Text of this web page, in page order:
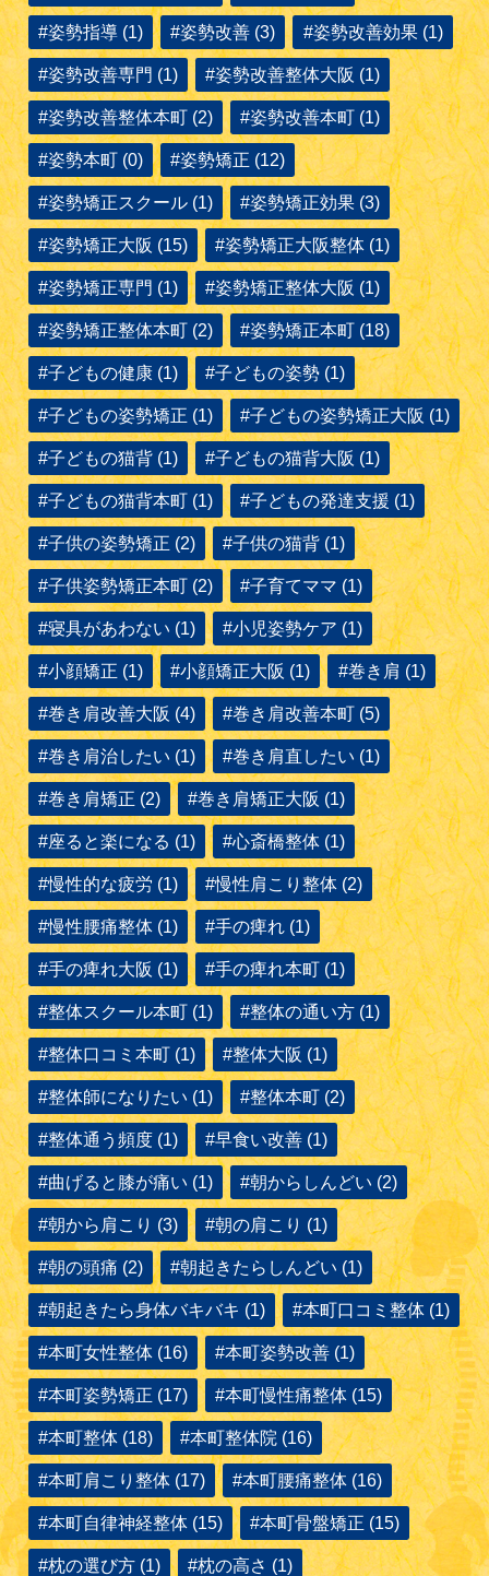
#姿勢指導 (1) #姿勢改善 (3) #姿勢改善効果 (1)
#姿勢改善専門 (1) #姿勢改善整体大阪 (1)
#姿勢改善整体本町 (2) #姿勢改善本町 (1)
#姿勢本町 (0) #姿勢矯正 (12)
#姿勢矯正スクール (1) #姿勢矯正効果 (3)
#姿勢矯正大阪 (15) #姿勢矯正大阪整体 (1)
#姿勢矯正専門 (1) #姿勢矯正整体大阪 (1)
#姿勢矯正整体本町 (2) #姿勢矯正本町 (18)
#子どもの健康 (1) #子どもの姿勢 (1)
#子どもの姿勢矯正 (1) #子どもの姿勢矯正大阪 (1)
#子どもの猫背 (1) #子どもの猫背大阪 (1)
#子どもの猫背本町 (1) #子どもの発達支援 (1)
#子供の姿勢矯正 (2) #子供の猫背 (1)
#子供姿勢矯正本町 (2) #子育てママ (1)
#寝具があわない (1) #小児姿勢ケア (1)
#小顔矯正 (1) #小顔矯正大阪 (1) #巻き肩 (1)
#巻き肩改善大阪 (4) #巻き肩改善本町 (5)
#巻き肩治したい (1) #巻き肩直したい (1)
#巻き肩矯正 (2) #巻き肩矯正大阪 (1)
#座ると楽になる (1) #心斎橋整体 (1)
#慢性的な疲労 (1) #慢性肩こり整体 (2)
#慢性腰痛整体 (1) #手の痺れ (1)
#手の痺れ大阪 (1) #手の痺れ本町 (1)
#整体スクール本町 (1) #整体の通い方 (1)
#整体口コミ本町 (1) #整体大阪 (1)
#整体師になりたい (1) #整体本町 (2)
#整体通う頻度 (1) #早食い改善 (1)
#曲げると膝が痛い (1) #朝からしんどい (2)
#朝から肩こり (3) #朝の肩こり (1)
#朝の頭痛 (2) #朝起きたらしんどい (1)
#朝起きたら身体バキバキ (1) #本町口コミ整体 (1)
#本町女性整体 (16) #本町姿勢改善 (1)
#本町姿勢矯正 (17) #本町慢性痛整体 (15)
#本町整体 (18) #本町整体院 (16)
#本町肩こり整体 (17) #本町腰痛整体 (16)
#本町自律神経整体 (15) #本町骨盤矯正 (15)
#枕の選び方 (1) #枕の高さ (1)